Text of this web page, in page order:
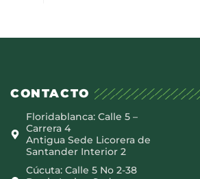
CONTACTO
Floridablanca: Calle 5 –
Carrera 4
Antigua Sede Licorera de
Santander Interior 2
Cúcuta: Calle 5 No 2-38